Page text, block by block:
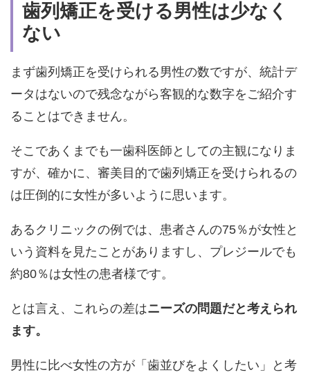
歯列矯正を受ける男性は少なく
ない
まず歯列矯正を受けられる男性の数ですが、統計デ
ータはないので残念ながら客観的な数字をご紹介す
ることはできません。
そこであくまでも一歯科医師としての主観になりま
すが、確かに、審美目的で歯列矯正を受けられるの
は圧倒的に女性が多いように思います。
あるクリニックの例では、患者さんの75％が女性と
いう資料を見たことがありますし、プレジールでも
約80％は女性の患者様です。
とは言え、これらの差はニーズの問題だと考えられ
ます。
男性に比べ女性の方が「歯並びをよくしたい」と考